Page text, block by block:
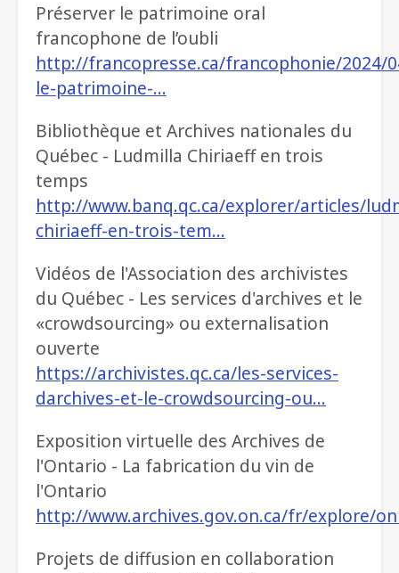
Préserver le patrimoine oral
francophone de l’oubli
http://francopresse.ca/francophonie/2024/
le-patrimoine-…
Bibliothèque et Archives nationales du
Québec - Ludmilla Chiriaeff en trois
temps
http://www.banq.qc.ca/explorer/articles/
chiriaeff-en-trois-tem…
Vidéos de l'Association des archivistes
du Québec - Les services d'archives et le
«crowdsourcing» ou externalisation
ouverte
https://archivistes.qc.ca/les-services-
darchives-et-le-crowdsourcing-ou…
Exposition virtuelle des Archives de
l'Ontario - La fabrication du vin de
l'Ontario
http://www.archives.gov.on.ca/fr/explore/
Projets de diffusion en collaboration